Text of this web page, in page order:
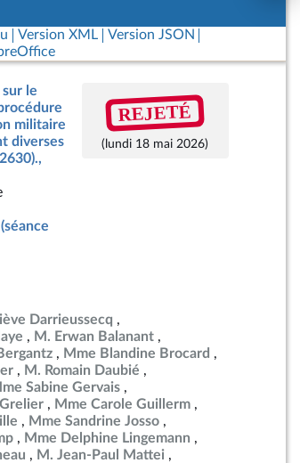
Version XML
Version JSON
le
militaire
diverses
REJETÉ
(lundi 18 mai 2026)
Darrieussecq
M. Erwan Balanant
Mme Blandine Brocard
M. Romain Daubié
Sabine Gervais
Mme Carole Guillerm
Mme Sandrine Josso
Mme Delphine Lingemann
M. Jean-Paul Mattei